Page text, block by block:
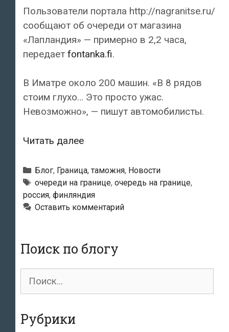
Пользователи портала http://nagranitse.ru/
сообщают об очереди от магазина
«Лапландия» — примерно в 2,2 часа,
передает fontanka.fi.
В Иматре около 200 машин. «В 8 рядов
стоим глухо… Это просто ужас.
Невозможно», — пишут автомобилисты.
Читать далееФинская
парализована
российскими
туристами
на
Рубрики
Блог, Граница, таможня, Новости
Метки
очереди на границе, очередь на границе,
россия, финляндия
Оставить комментарий
Поиск по блогу
Поиск
Рубрики